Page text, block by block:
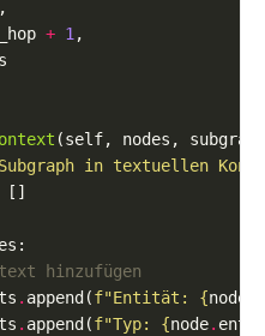
+ 1
in textuellen
hinzufügen
. append(f"Entität: {node
. append(f"Typ: {node.